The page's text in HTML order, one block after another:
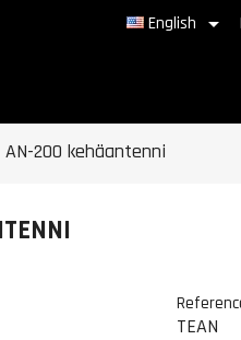
English 
AN-200 kehäantenni
TEAN